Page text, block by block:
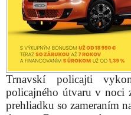
Trnavskí policajti
policajného útvaru v noci
prehliadku so zameraním